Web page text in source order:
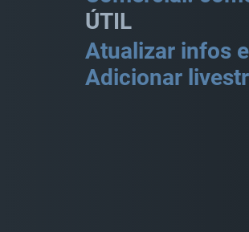
ÚTIL
Atualizar infos
Adicionar